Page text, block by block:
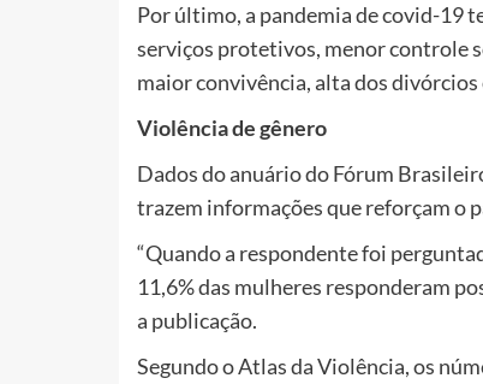
Por último, a pandemia de covid-19
serviços protetivos, menor controle
maior convivência, alta dos
Violência de gênero
Dados do anuário do Fórum
trazem informações que reforçam o
“Quando a respondente foi
11,6% das mulheres responderam
a publicação.
Segundo o Atlas da Violência, os